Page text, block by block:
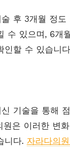
후 3개월 정
수 있으며, 6개
인할 수 있습니
기술을 통해
원은 이러한 변
니다. 자라다의